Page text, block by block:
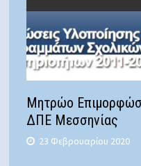
Μητρώο
ΔΠΕ Μεσσηνίας
23 Φεβρουαρίου 2020